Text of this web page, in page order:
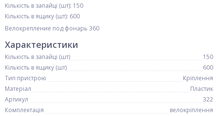
Кількість в запайці (шт): 150
Кількість в ящику (шт): 600
Велокрепление под фонарь 360
Характеристики
Кількість в запайці (шт)
150
Кількість в ящику (шт)
600
Тип пристрою
Кріплення
Матеріал
Пластик
Артикул
322
Комплектація
велокріплення